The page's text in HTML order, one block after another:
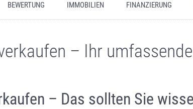
BEWERTUNG IMMOBILIEN FINANZIERUNG
– Ihr
– Das sollten Sie